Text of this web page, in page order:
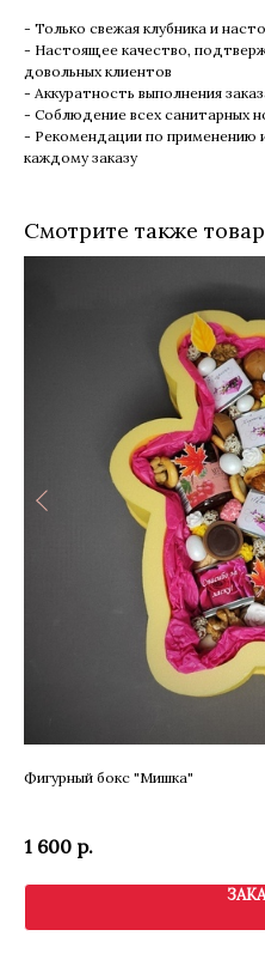
- Только свежая клубника и
- Настоящее качество,
довольных клиентов
- Аккуратность выполнения
- Соблюдение всех санитарных
- Рекомендации по применению
каждому заказу
Смотрите также
Фигурный бокс "Мишка"
1 600 р.